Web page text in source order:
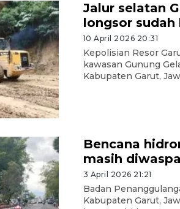
Jalur selatan
longsor
10 April 2026 20:31
Kepolisian Resor
kawasan Gunung
Kabupaten Garut,
Bencana
masih
3 April 2026 21:21
Badan
Kabupaten Garut,